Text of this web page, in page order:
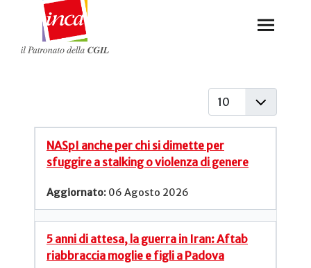
Visualizza #
NASpI anche per chi si dimette per
sfuggire a stalking o violenza di genere
06 Agosto 2026
5 anni di attesa, la guerra in Iran: Aftab
riabbraccia moglie e figli a Padova